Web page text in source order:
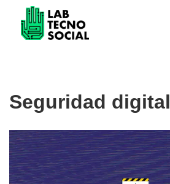
Saltar
Seguridad digital